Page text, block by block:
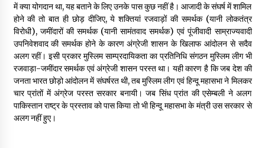
कैसे बचायें बच्चों का मन?
3 years ago
राष्ट्रीय आन्दोलन में भाषाओं की भूमिका पर एक जरूरी दस्तावेज
3 years ago
में क्या योगदान था, यह बताने के लिए उनके पास कुछ नहीं है। आजादी के संघर्ष में शामिल
होने की तो बात ही छोड़ दीजिए, ये शक्तियां रजवाड़ों की समर्थक (यानी लोकतंत्र
विरोधी), जमींदारों की समर्थक (यानी सामंतवाद समर्थक) एवं पूंजीवादी साम्राज्यवादी
उपनिवेशवाद की समर्थक होने के कारण अंग्रेजी शासन के खिलाफ आंदोलन से सदैव
अलग रहीं। इसी प्रकार मुस्लिम साम्प्रदायिकता का प्रतिनिधि संगठन मुस्लिम लीग भी
रजवाड़ा-जमींदार समर्थक एवं अंग्रेजी शासन परस्त था। यही कारण है कि जब देश की
जनता भारत छोड़ो आंदोलन में संघर्षरत थी, तब मुस्लिम लीग एवं हिन्दू महासभा ने मिलकर
चार प्रांतों में अंग्रेज परस्त सरकार बनायी। जब सिंध प्रांत की एसेम्बली ने अलग
पाकिस्तान राष्ट्र के प्रस्ताव को पास किया तो भी हिन्दू महासभा के मंत्री उस सरकार से
अलग नहीं हुए।